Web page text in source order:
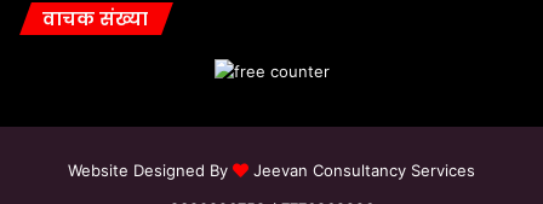
वाचक संख्या
Website Designed By
Jeevan Consultancy Services